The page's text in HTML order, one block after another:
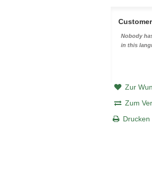
Nobody
in this
Zur
Zum
Drucken